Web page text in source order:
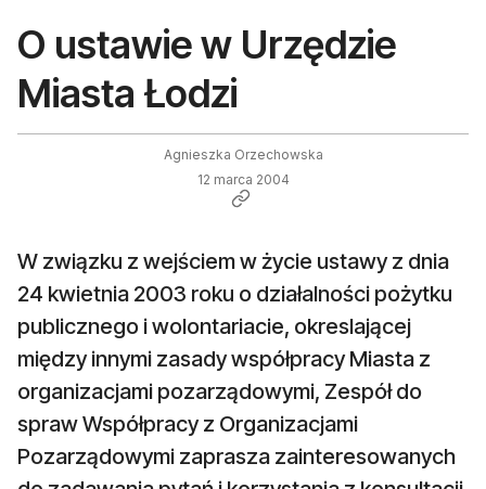
O ustawie w Urzędzie
Miasta Łodzi
Agnieszka Orzechowska
12 marca 2004
W związku z wejściem w życie ustawy z dnia
24 kwietnia 2003 roku o działalności pożytku
publicznego i wolontariacie, okreslającej
między innymi zasady współpracy Miasta z
organizacjami pozarządowymi, Zespół do
spraw Współpracy z Organizacjami
Pozarządowymi zaprasza zainteresowanych